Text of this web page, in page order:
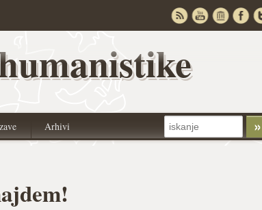
Arhivi